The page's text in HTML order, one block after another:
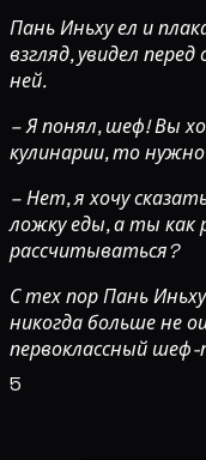
Пань Иньху ел и
взгляд, увидел
ней.
– Я понял, шеф! Вы
кулинарии, то
– Нет, я хочу
ложку еды, а ты как
рассчитываться?
С тех пор Пань
никогда больше не
первоклассный шеф-
5